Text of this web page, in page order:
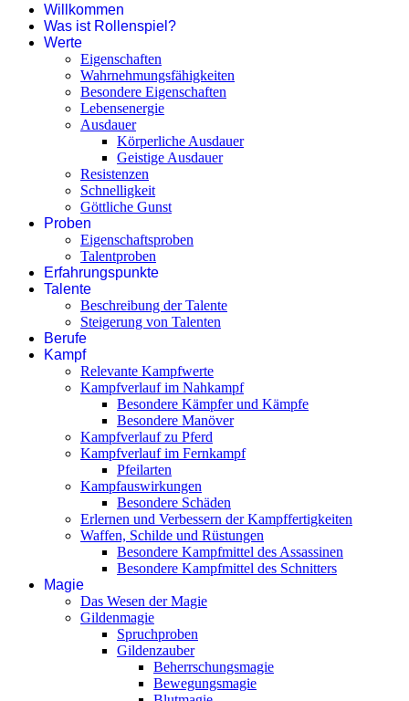
Willkommen
Was ist Rollenspiel?
Werte
Eigenschaften
Wahrnehmungsfähigkeiten
Besondere Eigenschaften
Lebensenergie
Ausdauer
Körperliche Ausdauer
Geistige Ausdauer
Resistenzen
Schnelligkeit
Göttliche Gunst
Proben
Eigenschaftsproben
Talentproben
Erfahrungspunkte
Talente
Beschreibung der Talente
Steigerung von Talenten
Berufe
Kampf
Relevante Kampfwerte
Kampfverlauf im Nahkampf
Besondere Kämpfer und Kämpfe
Besondere Manöver
Kampfverlauf zu Pferd
Kampfverlauf im Fernkampf
Pfeilarten
Kampfauswirkungen
Besondere Schäden
Erlernen und Verbessern der Kampffertigkeiten
Waffen, Schilde und Rüstungen
Besondere Kampfmittel des Assassinen
Besondere Kampfmittel des Schnitters
Magie
Das Wesen der Magie
Gildenmagie
Spruchproben
Gildenzauber
Beherrschungsmagie
Bewegungsmagie